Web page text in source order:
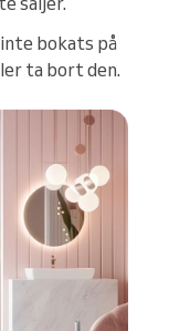
bokats på
ta bort den.